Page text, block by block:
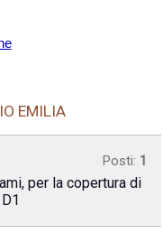
EMILIA
Posti: 1
per la copertura di